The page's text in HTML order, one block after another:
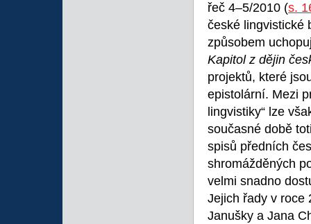
řeč 4–5/2010 (s.
české lingvistické
způsobem
Kapitol z dějin
projektů, které
epistolární. Mezi
lingvistiky“ lze
současné době
spisů předních
shromážděných
velmi snadno
Jejich řady v roce
Janušky a Jana